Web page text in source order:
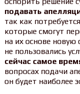
подавать
так как
которые смогут
на их основе
не пользовались
сейчас самое
вопросах подачи
он будет наиболее